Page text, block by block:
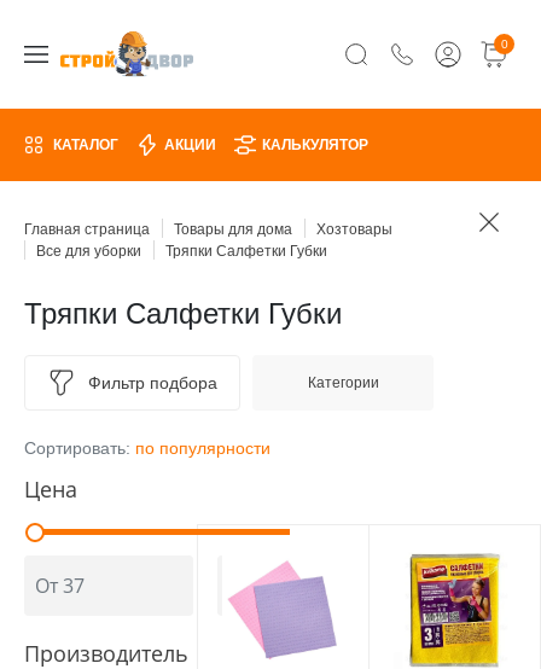
0
КАТАЛОГ АКЦИИ КАЛЬКУЛЯТОР
Главная страница Товары для дома
Хозтовары
Все для уборки
Тряпки Салфетки Губки
Тряпки Салфетки Губки
Фильтр подбора Категории
Сортировать: по популярности
Цена
Производитель